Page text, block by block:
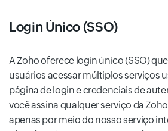
Login Único (SSO)
A Zoho oferece login único (SSO)
usuários acessar múltiplos serviços
página de login e credenciais de
você assina qualquer serviço da
apenas por meio do nosso serviço